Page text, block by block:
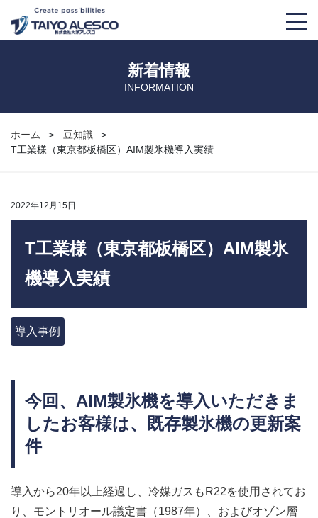
会社概要
TKS
OMAチラー
AHPチラー
導入事例
募集要項
新着情報
INFORMATION
ホーム
豆知識
T工業様（東京都板橋区）AIM製氷機導入実績
2022年12月15日
T工業様（東京都板橋区）AIM製氷
機導入実績
導入事例
今回、AIM製氷機を導入いただきま
したお客様は、既存製氷機の更新案
件
導入から20年以上経過し、冷媒ガスもR22を使用されてお
り、モントリオール議定書（1987年）、およびオゾン層